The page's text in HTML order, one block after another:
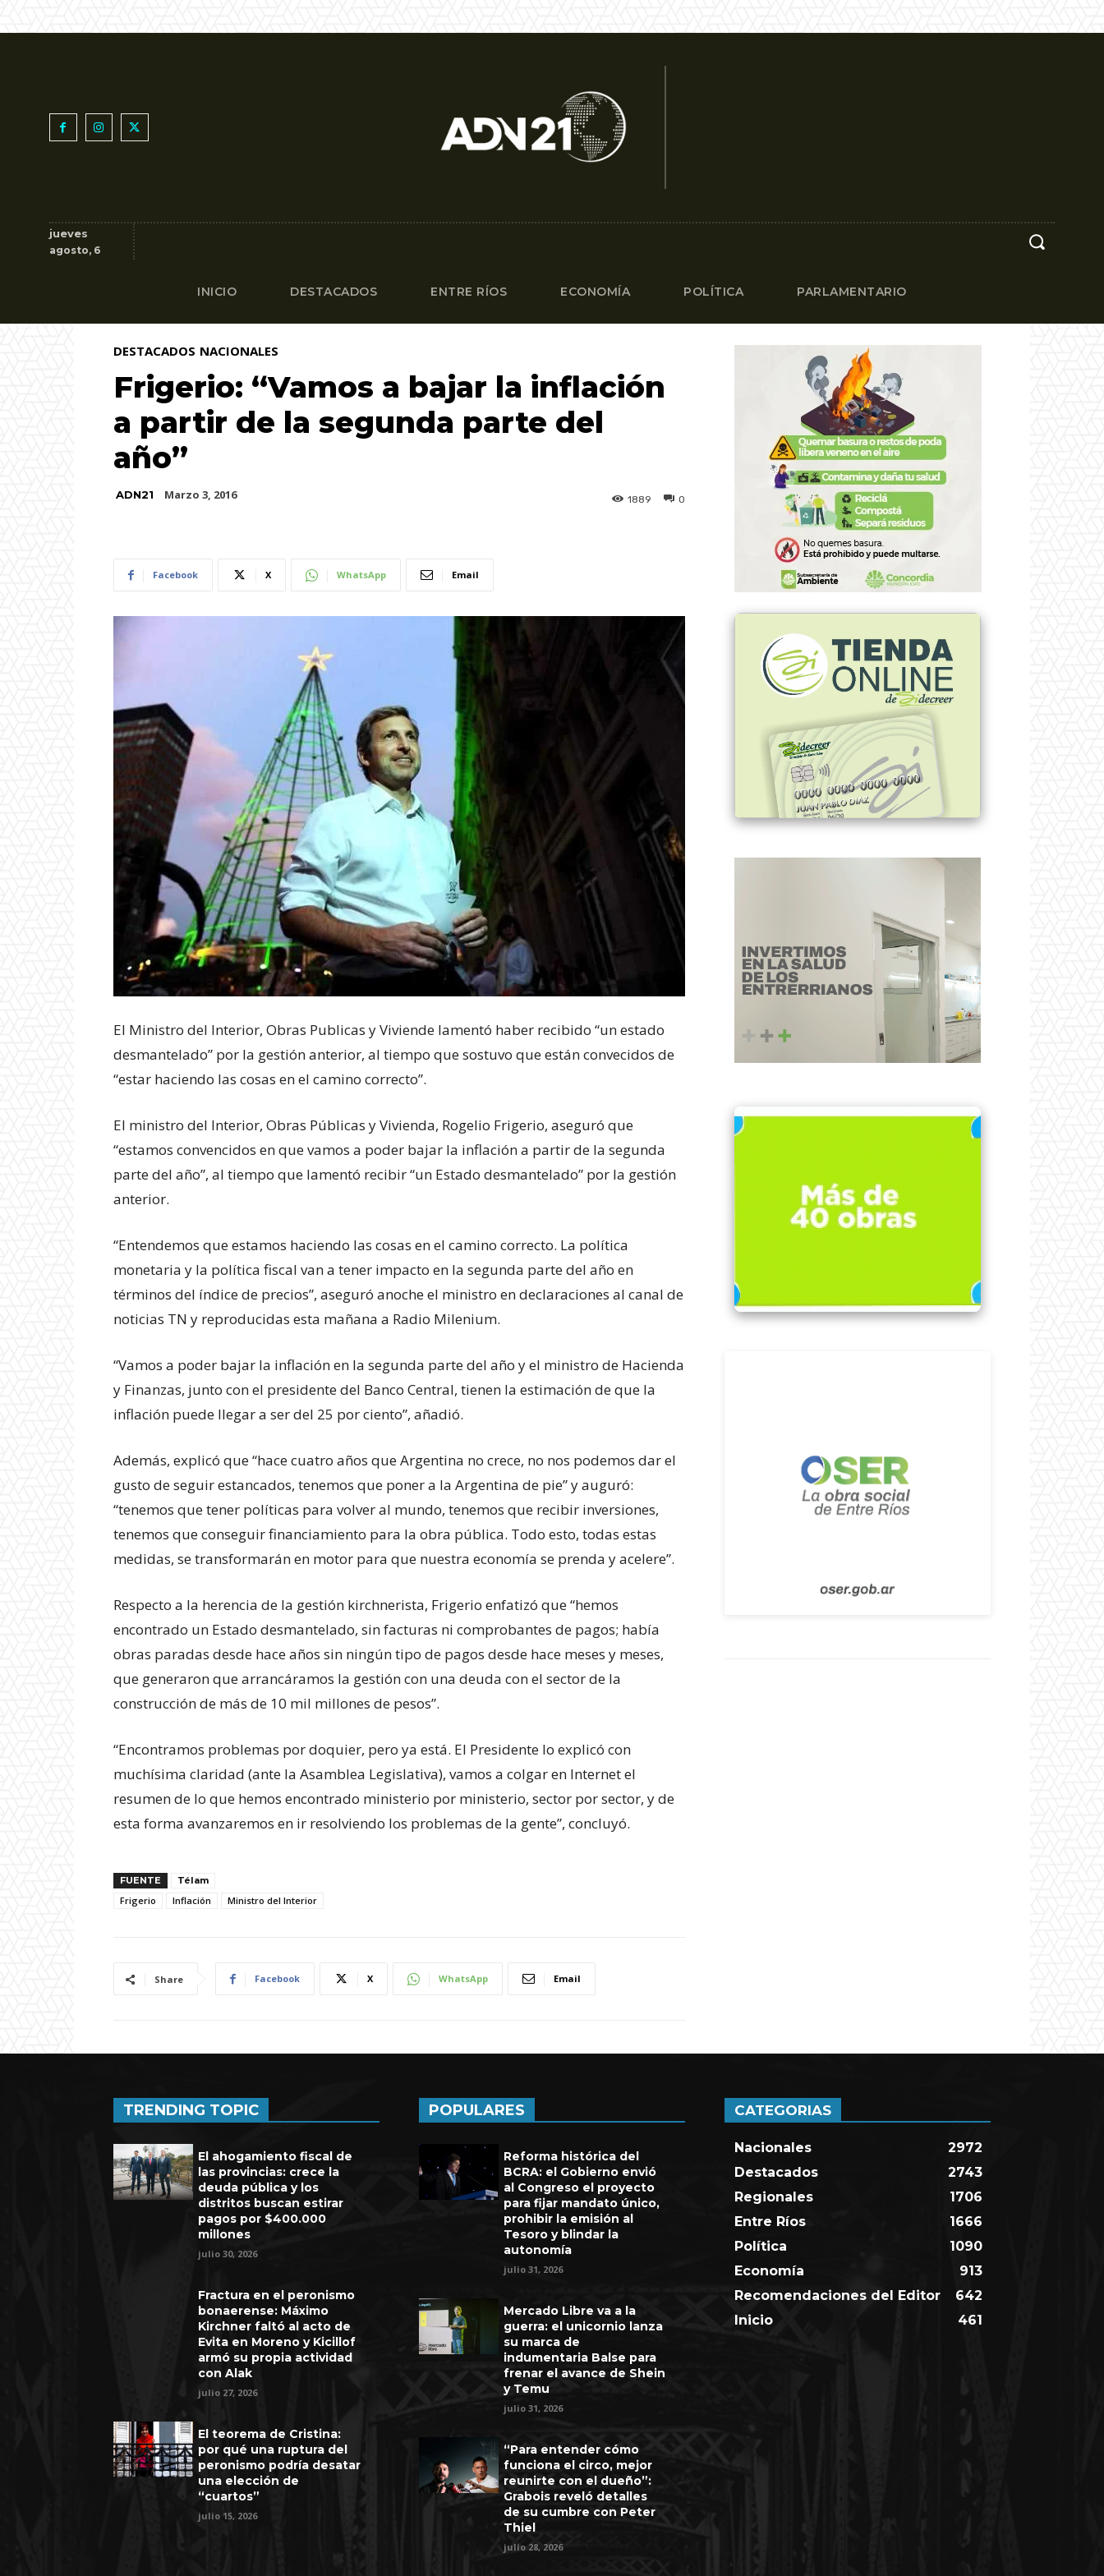
Experiencia de seis años en UEFA
jueves
agosto, 6
INICIO DESTACADOS ENTRE RÍOS ECONOMÍA POLÍTICA PARLAMENTARIO
DESTACADOS NACIONALES
Frigerio: “Vamos a bajar la inflación
a partir de la segunda parte del
año”
ADN21 Marzo 3, 2016 0
1889
Facebook X WhatsApp Email
El Ministro del Interior, Obras Publicas y Viviende lamentó haber recibido “un estado
desmantelado” por la gestión anterior, al tiempo que sostuvo que están convecidos de
“estar haciendo las cosas en el camino correcto”.
El ministro del Interior, Obras Públicas y Vivienda, Rogelio Frigerio, aseguró que
“estamos convencidos en que vamos a poder bajar la inflación a partir de la segunda
parte del año”, al tiempo que lamentó recibir “un Estado desmantelado” por la gestión
anterior.
“Entendemos que estamos haciendo las cosas en el camino correcto. La política
monetaria y la política fiscal van a tener impacto en la segunda parte del año en
términos del índice de precios”, aseguró anoche el ministro en declaraciones al canal de
noticias TN y reproducidas esta mañana a Radio Milenium.
“Vamos a poder bajar la inflación en la segunda parte del año y el ministro de Hacienda
y Finanzas, junto con el presidente del Banco Central, tienen la estimación de que la
inflación puede llegar a ser del 25 por ciento”, añadió.
Además, explicó que “hace cuatro años que Argentina no crece, no nos podemos dar el
gusto de seguir estancados, tenemos que poner a la Argentina de pie” y auguró:
“tenemos que tener políticas para volver al mundo, tenemos que recibir inversiones,
tenemos que conseguir financiamiento para la obra pública. Todo esto, todas estas
medidas, se transformarán en motor para que nuestra economía se prenda y acelere”.
Respecto a la herencia de la gestión kirchnerista, Frigerio enfatizó que “hemos
encontrado un Estado desmantelado, sin facturas ni comprobantes de pagos; había
obras paradas desde hace años sin ningún tipo de pagos desde hace meses y meses,
que generaron que arrancáramos la gestión con una deuda con el sector de la
construcción de más de 10 mil millones de pesos”.
“Encontramos problemas por doquier, pero ya está. El Presidente lo explicó con
muchísima claridad (ante la Asamblea Legislativa), vamos a colgar en Internet el
resumen de lo que hemos encontrado ministerio por ministerio, sector por sector, y de
esta forma avanzaremos en ir resolviendo los problemas de la gente”, concluyó.
FUENTE Télam
Frigerio Inflación Ministro del Interior
Share Facebook X WhatsApp Email
TRENDING TOPIC
El ahogamiento fiscal de
las provincias: crece la
deuda pública y los
distritos buscan estirar
pagos por $400.000
millones
julio 30, 2026
Fractura en el peronismo
bonaerense: Máximo
Kirchner faltó al acto de
Evita en Moreno y Kicillof
armó su propia actividad
con Alak
julio 27, 2026
El teorema de Cristina:
por qué una ruptura del
peronismo podría desatar
una elección de
“cuartos”
julio 15, 2026
POPULARES
Reforma histórica del
BCRA: el Gobierno envió
al Congreso el proyecto
para fijar mandato único,
prohibir la emisión al
Tesoro y blindar la
autonomía
julio 31, 2026
Mercado Libre va a la
guerra: el unicornio lanza
su marca de
indumentaria Balse para
frenar el avance de Shein
y Temu
julio 31, 2026
“Para entender cómo
funciona el circo, mejor
reunirte con el dueño”:
Grabois reveló detalles
de su cumbre con Peter
Thiel
julio 28, 2026
CATEGORIAS
Nacionales
2972
Destacados
2743
Regionales
1706
Entre Ríos
1666
Política
1090
Economía
913
Recomendaciones del Editor
642
Inicio
461